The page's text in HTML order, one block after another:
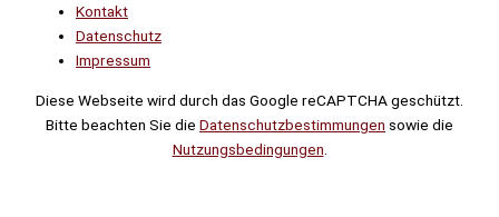
Kontakt
Datenschutz
Impressum
Diese Webseite wird durch das Google reCAPTCHA geschützt.
Bitte beachten Sie die Datenschutzbestimmungen sowie die
Nutzungsbedingungen